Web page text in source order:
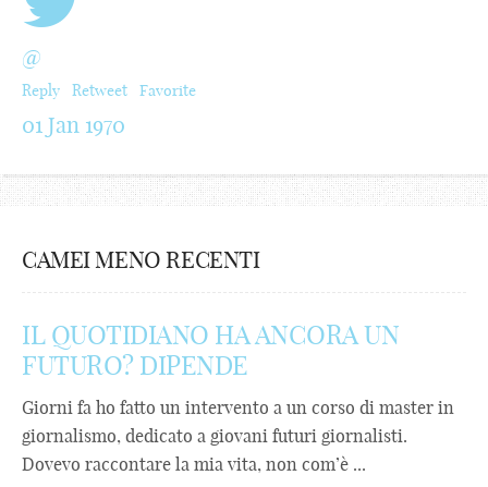
@
Reply Retweet Favorite
01 Jan 1970
CAMEI MENO RECENTI
IL QUOTIDIANO HA ANCORA UN
FUTURO? DIPENDE
Giorni fa ho fatto un intervento a un corso di master in
giornalismo, dedicato a giovani futuri giornalisti.
Dovevo raccontare la mia vita, non com’è ...